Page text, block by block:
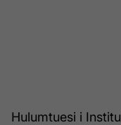
Hulumtuesi i